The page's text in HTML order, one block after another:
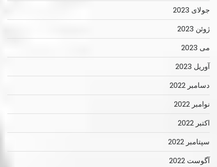
جولای 2023
ژوئن 2023
می 2023
آوریل 2023
دسامبر 2022
نوامبر 2022
اکتبر 2022
سپتامبر 2022
آگوست 2022